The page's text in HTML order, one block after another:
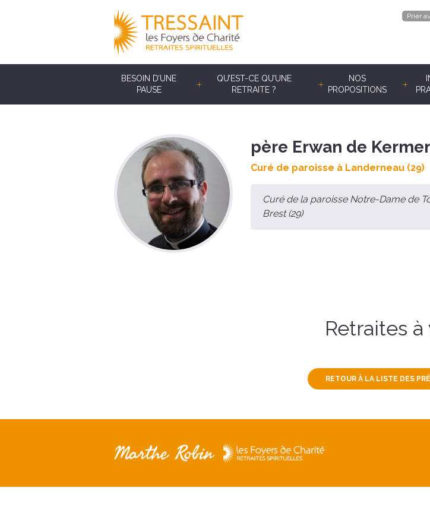
Prier
BESOIN D’UNE
PAUSE
QU’EST-CE QU’UNE
RETRAITE ?
NOS
PROPOSITIONS
père Erwan de
Curé de paroisse à Landerneau (29)
Curé de la paroisse Notre-Dame de
Brest (29)
Retraites à
RETOUR À LA LISTE DES